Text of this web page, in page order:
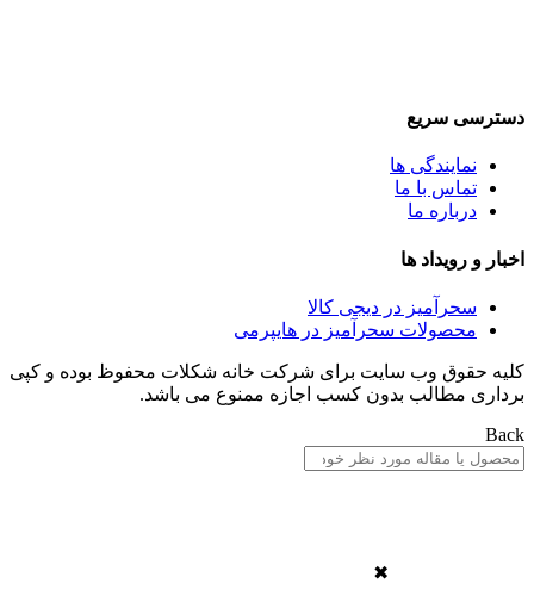
دسترسی سریع
نمایندگی ها
تماس با ما
درباره ما
اخبار و رویداد ها
سحرآمیز در دیجی کالا
محصولات سحرآمیز در هایپرمی
کلیه حقوق وب سایت برای شرکت خانه شکلات محفوظ بوده و کپی
برداری مطالب بدون کسب اجازه ممنوع می باشد.
Back
✖